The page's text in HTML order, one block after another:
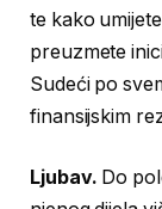
te kako
preuzmete
Sudeći po
finansijskim
Ljubav. Do